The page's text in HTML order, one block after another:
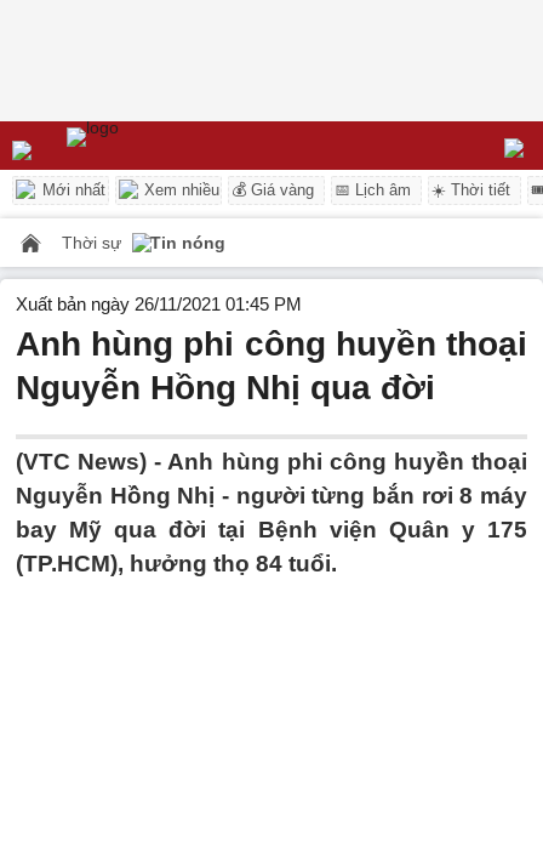
Mới nhất Xem nhiều 💰 Giá vàng 📅 Lịch âm ☀️ Thời tiết
Thời sự Tin nóng
Xuất bản ngày 26/11/2021 01:45 PM
Anh hùng phi công huyền thoại
Nguyễn Hồng Nhị qua đời
(VTC News) - Anh hùng phi công huyền thoại
Nguyễn Hồng Nhị - người từng bắn rơi 8 máy
bay Mỹ qua đời tại Bệnh viện Quân y 175
(TP.HCM), hưởng thọ 84 tuổi.